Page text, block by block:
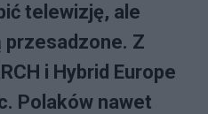
telewizję, ale
przesadzone. Z
i Hybrid Europe
Polaków nawet